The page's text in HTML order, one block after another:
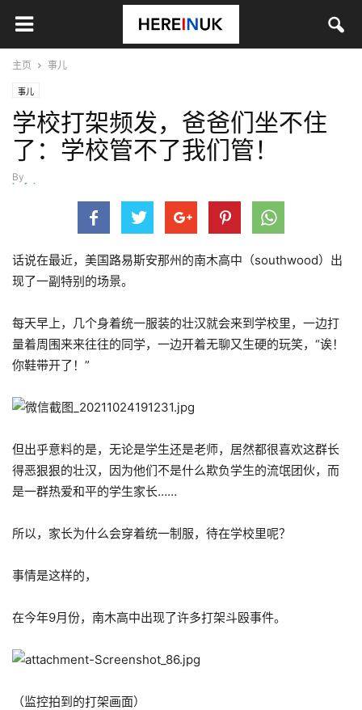
主页 事儿
事儿
学校打架频发，爸爸们坐不住
了：学校管不了我们管！ ​​​
By
hefei
话说在最近，美国路易斯安那州的南木高中（southwood）出
现了一副特别的场景。
每天早上，几个身着统一服装的壮汉就会来到学校里，一边打
量着周围来来往往的同学，一边开着无聊又生硬的玩笑，“诶！
你鞋带开了！”
但出乎意料的是，无论是学生还是老师，居然都很喜欢这群长
得恶狠狠的壮汉，因为他们不是什么欺负学生的流氓团伙，而
是一群热爱和平的学生家长……
所以，家长为什么会穿着统一制服，待在学校里呢？
事情是这样的，
在今年9月份，南木高中出现了许多打架斗殴事件。
（监控拍到的打架画面）